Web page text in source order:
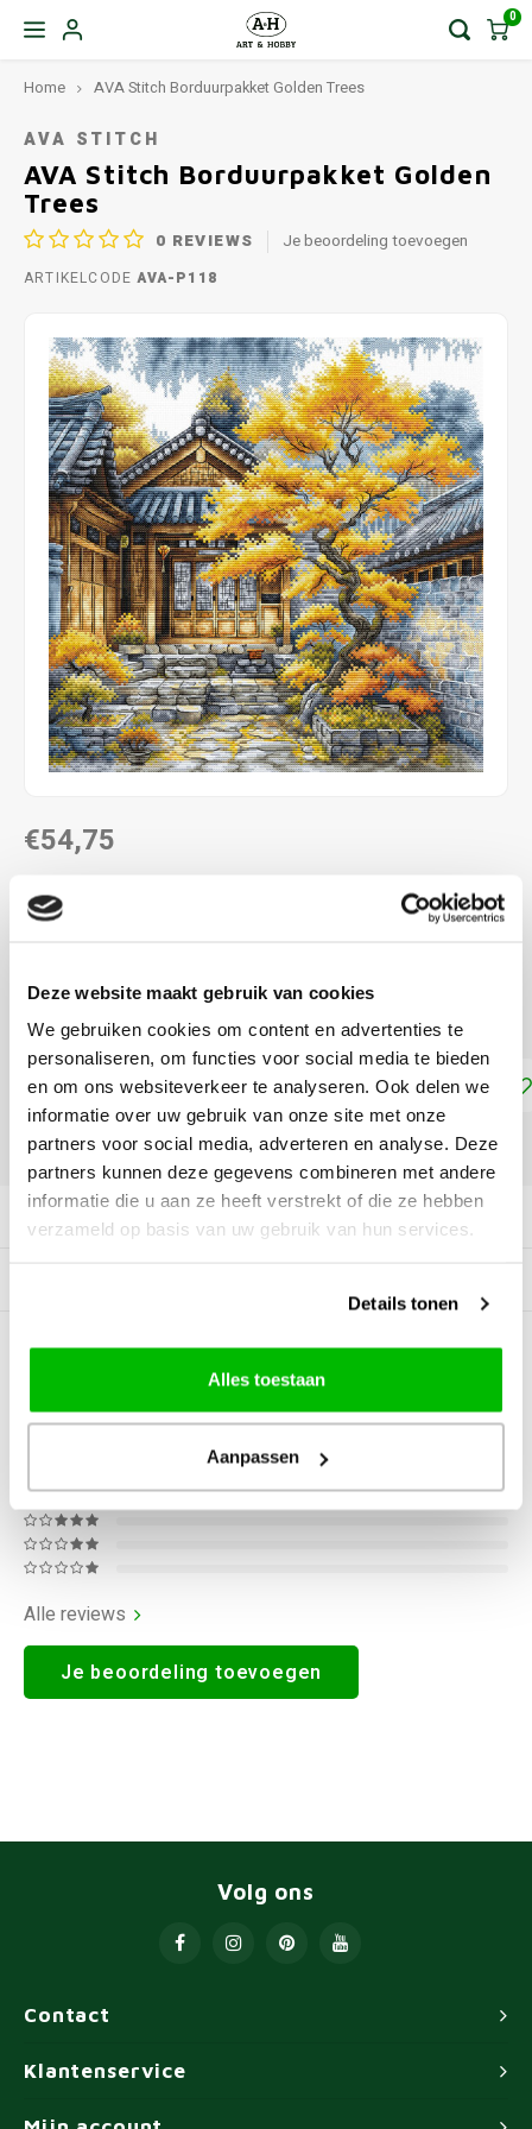
Deze website maakt gebruik van cookies
We gebruiken cookies om content en advertenties te
personaliseren, om functies voor social media te bieden
en om ons websiteverkeer te analyseren. Ook delen we
informatie over uw gebruik van onze site met onze
partners voor social media, adverteren en analyse. Deze
partners kunnen deze gegevens combineren met andere
informatie die u aan ze heeft verstrekt of die ze hebben
verzameld op basis van uw gebruik van hun services.
Details tonen
Alles toestaan
Aanpassen
0
Home AVA Stitch Borduurpakket Golden Trees
AVA STITCH
AVA Stitch Borduurpakket Golden
Trees
0 REVIEWS Je beoordeling toevoegen
ARTIKELCODE AVA-P118
€54,75
LEVERTIJD: CA. 1-3 WEKEN
aida 16 count
telpatroonLees meer
Toevoegen aan winkelwagen
DELEN:
BEOORDELINGEN
0Reviews
Alle reviews
Je beoordeling toevoegen
Contact
Volg ons
Klantenservice